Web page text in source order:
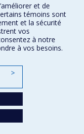
et de
témoins sont
et la sécurité
vos
à notre
à vos besoins.
>